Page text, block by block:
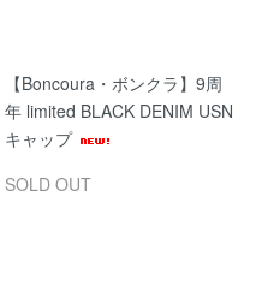
【Boncoura・ボンクラ】9周
年 limited BLACK DENIM USN
キャップ
SOLD OUT